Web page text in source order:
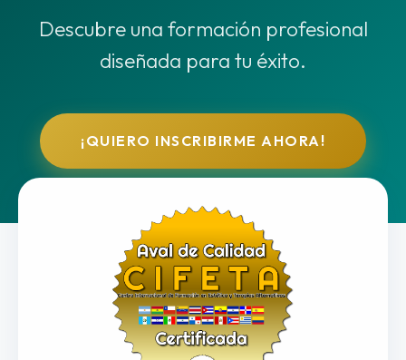
Descubre una formación profesional
diseñada para tu éxito.
¡QUIERO INSCRIBIRME AHORA!